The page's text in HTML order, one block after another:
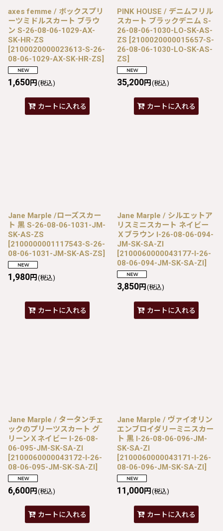
axes femme / ボックスプリ
ーツミドルスカート ブラウ
ン S-26-08-06-1029-AX-
SK-HR-ZS
[2100020000023613-S-26-
08-06-1029-AX-SK-HR-ZS]
1,650円 (税込)
カートに入れる
PINK HOUSE / デニムフリル
スカート ブラックデニム S-
26-08-06-1030-LO-SK-AS-
ZS [2100020000015657-S-
26-08-06-1030-LO-SK-AS-
ZS]
35,200円 (税込)
カートに入れる
Jane Marple /ローズスカー
ト 黒 S-26-08-06-1031-JM-
SK-AS-ZS
[2100000001117543-S-26-
08-06-1031-JM-SK-AS-ZS]
1,980円 (税込)
カートに入れる
Jane Marple / シルエットア
リスミニスカート ネイビー
Ｘブラウン I-26-08-06-094-
JM-SK-SA-ZI
[2100060000043177-I-26-
08-06-094-JM-SK-SA-ZI]
3,850円 (税込)
カートに入れる
Jane Marple / タータンチェ
ックのプリーツスカート グ
リーンＸネイビー I-26-08-
06-095-JM-SK-SA-ZI
[2100060000043172-I-26-
08-06-095-JM-SK-SA-ZI]
6,600円 (税込)
カートに入れる
Jane Marple / ヴァイオリン
エンブロイダリーミニスカー
ト 黒 I-26-08-06-096-JM-
SK-SA-ZI
[2100060000043171-I-26-
08-06-096-JM-SK-SA-ZI]
11,000円 (税込)
カートに入れる